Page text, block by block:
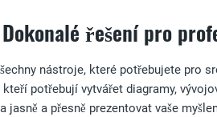
řešení pro
nástroje, které potřebujete pro
potřebují vytvářet diagramy,
jasně a přesně prezentovat vaše